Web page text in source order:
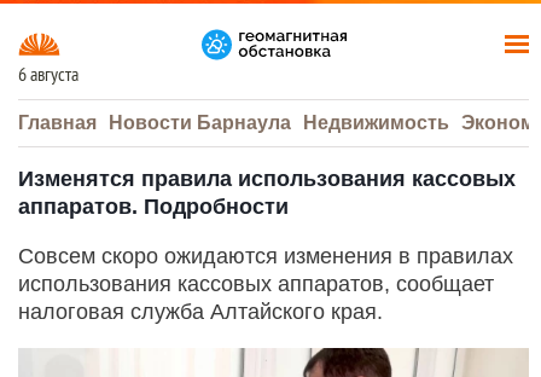
6 августа
Главная Новости Барнаула Недвижимость
Изменятся правила использования кассовых
аппаратов. Подробности
Совсем скоро ожидаются изменения в правилах
использования кассовых аппаратов, сообщает
налоговая служба Алтайского края.